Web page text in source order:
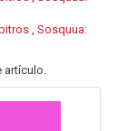
, Sosquua:
artículo.